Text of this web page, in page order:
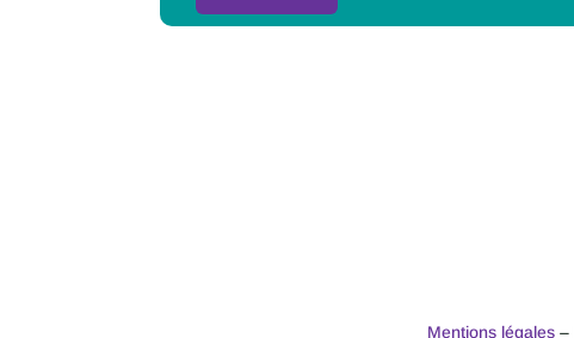
Alternative:
Mentions légales–